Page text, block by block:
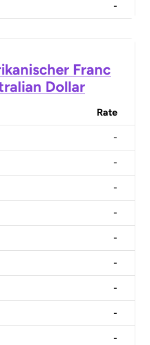
-
Franc
Dollar
Rate
-
-
-
-
-
-
-
-
-